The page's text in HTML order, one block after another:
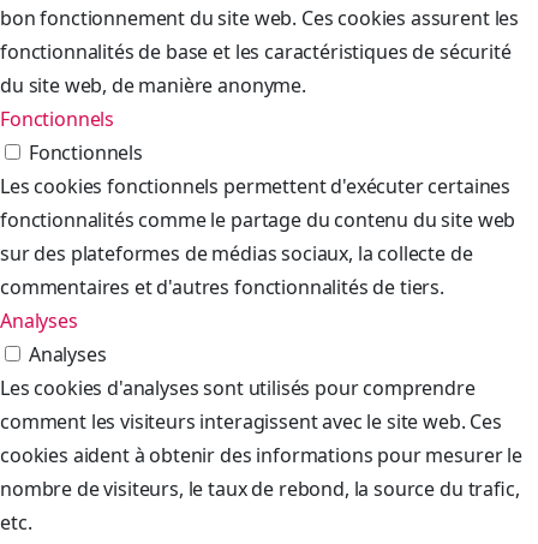
bon fonctionnement du site web. Ces cookies assurent les
fonctionnalités de base et les caractéristiques de sécurité
du site web, de manière anonyme.
Fonctionnels
Fonctionnels
Les cookies fonctionnels permettent d'exécuter certaines
fonctionnalités comme le partage du contenu du site web
sur des plateformes de médias sociaux, la collecte de
commentaires et d'autres fonctionnalités de tiers.
Analyses
Analyses
Les cookies d'analyses sont utilisés pour comprendre
comment les visiteurs interagissent avec le site web. Ces
cookies aident à obtenir des informations pour mesurer le
nombre de visiteurs, le taux de rebond, la source du trafic,
etc.